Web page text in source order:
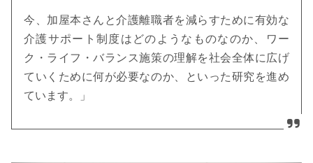
今、加屋本さんと介護離職者を減らすために有効な
介護サポート制度はどのようなものなのか、ワー
ク・ライフ・バランス施策の理解を社会全体に広げ
ていくために何が必要なのか、といった研究を進め
ています。」